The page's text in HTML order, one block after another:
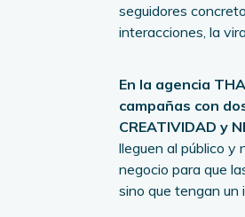
seguidores
interacciones, la
En la agencia
campañas con
CREATIVIDAD y
lleguen al público y
negocio para que
sino que tengan un